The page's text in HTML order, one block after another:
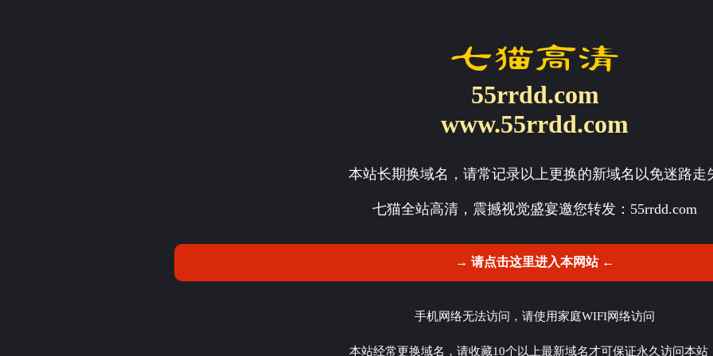
55rrdd.com
www.55rrdd.com
本站长期换域名，请常记录以上更换的新域名以免迷路走
七猫全站高清，震撼视觉盛宴邀您转发： 55rrdd.com
→ 请点击这里进入本网站 ←
手机网络无法访问，请使用家庭WIFI网络访问
本站经常更换域名，请收藏10个以上最新域名才可保证永久访问本站